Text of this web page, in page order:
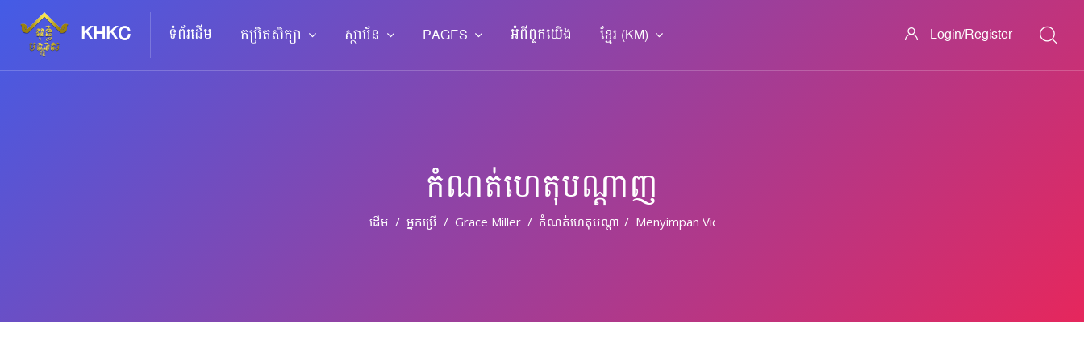
KHKC ទំព័រដើម កម្រិតសិក្សា ស្ថាប័ន PAGES អំពី​ពួក​យើង ខ្មែរ ‎(KM)‎ Login/Register
កំណត់ហេតុបណ្ដាញ
ដើម អ្នកប្រើ Grace Miller កំណត់ហេតុបណ្តាញ Menyimpan Video TikTok Berkualitas HD Jadi Lebih Cepat Dengan SnapTik